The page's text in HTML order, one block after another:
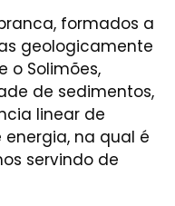
formados a
geologicamente
o Solimões,
de sedimentos,
linear de
na qual é
servindo de